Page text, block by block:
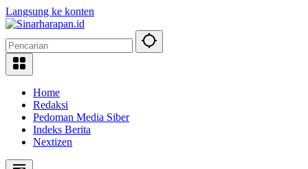
Langsung ke konten
Home
Redaksi
Pedoman Media Siber
Indeks Berita
Nextizen